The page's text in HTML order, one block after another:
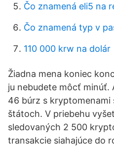
Čo znamená eli5 na
Čo znamená typ v
110 000 krw na dolár
Žiadna mena koniec
ju nebudete môcť
46 búrz s kryptomenami
štátoch. V priebehu
sledovaných 2 500
transakcie siahajúce do